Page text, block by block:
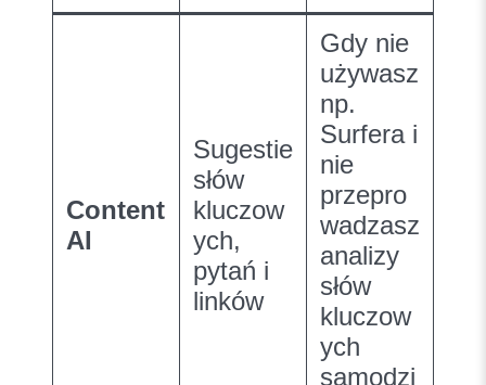
Content
AI
Sugestie
słów
kluczow
ych,
pytań i
linków
Gdy nie
używasz
np.
Surfera i
nie
przepro
wadzasz
analizy
słów
kluczow
ych
samodzi